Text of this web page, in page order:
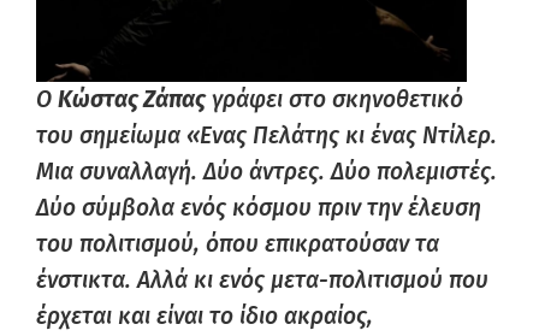
Ο Κώστας Ζάπαςγράφει στο σκηνοθετικό
του σημείωμα «Ενας Πελάτης κι ένας Ντίλερ.
Μια συναλλαγή. Δύο άντρες. Δύο πολεμιστές.
Δύο σύμβολα ενός κόσμου πριν την έλευση
του πολιτισμού, όπου επικρατούσαν τα
ένστικτα. Αλλά κι ενός μετα-πολιτισμού που
έρχεται και είναι το ίδιο ακραίος,